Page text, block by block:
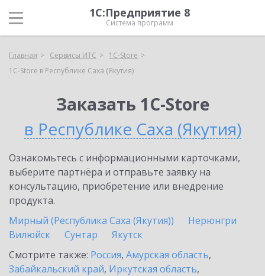
1С:Предприятие 8
Система программ
Главная Сервисы ИТС
1C-Store
1C-Store в Республике Саха (Якутия)
Заказать 1C-Store
в Республике Саха (Якутия)
Ознакомьтесь с информационными карточками,
выберите партнёра и отправьте заявку на
консультацию, приобретение или внедрение
продукта.
Мирный (Республика Саха (Якутия))
Нерюнгри
Вилюйск
Сунтар
Якутск
Смотрите также: Россия, Амурская область,
Забайкальский край, Иркутская область,